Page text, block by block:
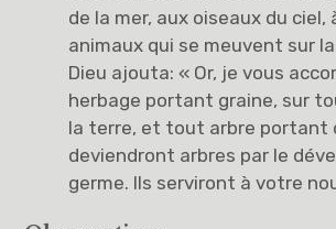
de la mer, aux oiseaux du ciel,
animaux qui se meuvent sur
Dieu ajouta: « Or, je vous
herbage portant graine, sur
la terre, et tout arbre portant
deviendront arbres par le
germe. Ils serviront à votre